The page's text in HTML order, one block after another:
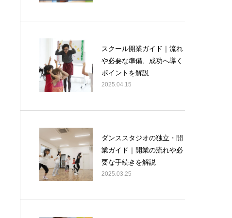
スクール開業ガイド｜流れ
や必要な準備、成功へ導く
ポイントを解説
2025.04.15
ダンススタジオの独立・開
業ガイド｜開業の流れや必
要な手続きを解説
2025.03.25